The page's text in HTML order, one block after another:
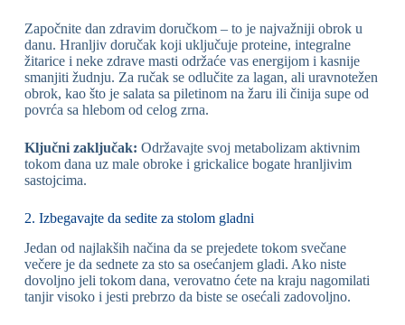
Započnite dan zdravim doručkom – to je najvažniji obrok u
danu. Hranljiv doručak koji uključuje proteine, integralne
žitarice i neke zdrave masti održaće vas energijom i kasnije
smanjiti žudnju. Za ručak se odlučite za lagan, ali uravnotežen
obrok, kao što je salata sa piletinom na žaru ili činija supe od
povrća sa hlebom od celog zrna.
Ključni zaključak: Održavajte svoj metabolizam aktivnim
tokom dana uz male obroke i grickalice bogate hranljivim
sastojcima.
2. Izbegavajte da sedite za stolom gladni
Jedan od najlakših načina da se prejedete tokom svečane
večere je da sednete za sto sa osećanjem gladi. Ako niste
dovoljno jeli tokom dana, verovatno ćete na kraju nagomilati
tanjir visoko i jesti prebrzo da biste se osećali zadovoljno.